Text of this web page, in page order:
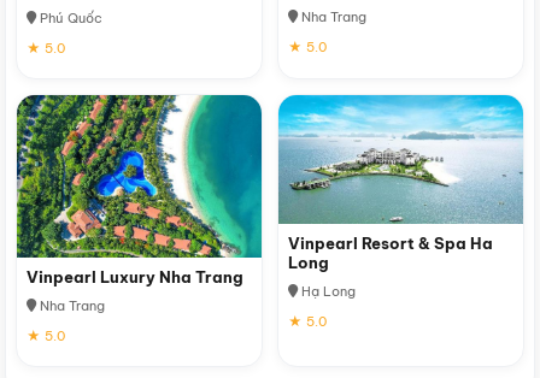
Phú Quốc
★ 5.0
Nha Trang
★ 5.0
Vinpearl Luxury Nha Trang
Nha Trang
★ 5.0
Vinpearl Resort & Spa Ha
Long
Hạ Long
★ 5.0